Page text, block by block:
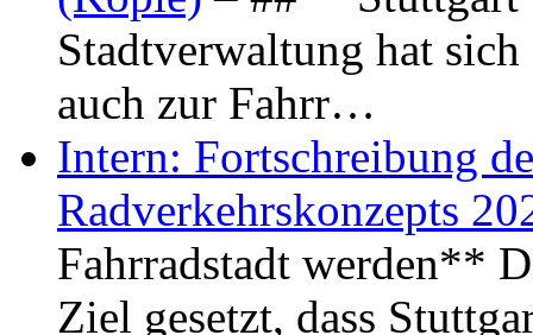
Stadtverwaltung hat
auch zur Fahrr…
Intern: Fortschreibung
Radverkehrskonzepts
Fahrradstadt werden**
Ziel gesetzt, dass